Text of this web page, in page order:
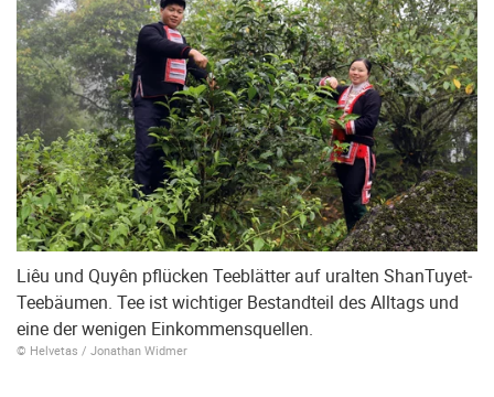
Liêu und Quyên pflücken Teeblätter auf uralten Shan­Tuyet­
Teebäumen. Tee ist wichtiger Bestandteil des Alltags und
eine der wenigen Einkommensquellen.
© Helvetas / Jonathan Widmer